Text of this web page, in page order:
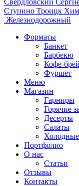
Свердловский
Ступино Троицк
Железнодорожный
Форматы
Банкет
Барбекю
Кофе-
Фуршет
Меню
Магазин
Гарниры
Горячие
Десерты
Салаты
Холодные
Портфолио
О нас
Статьи
Отзывы
Контакты